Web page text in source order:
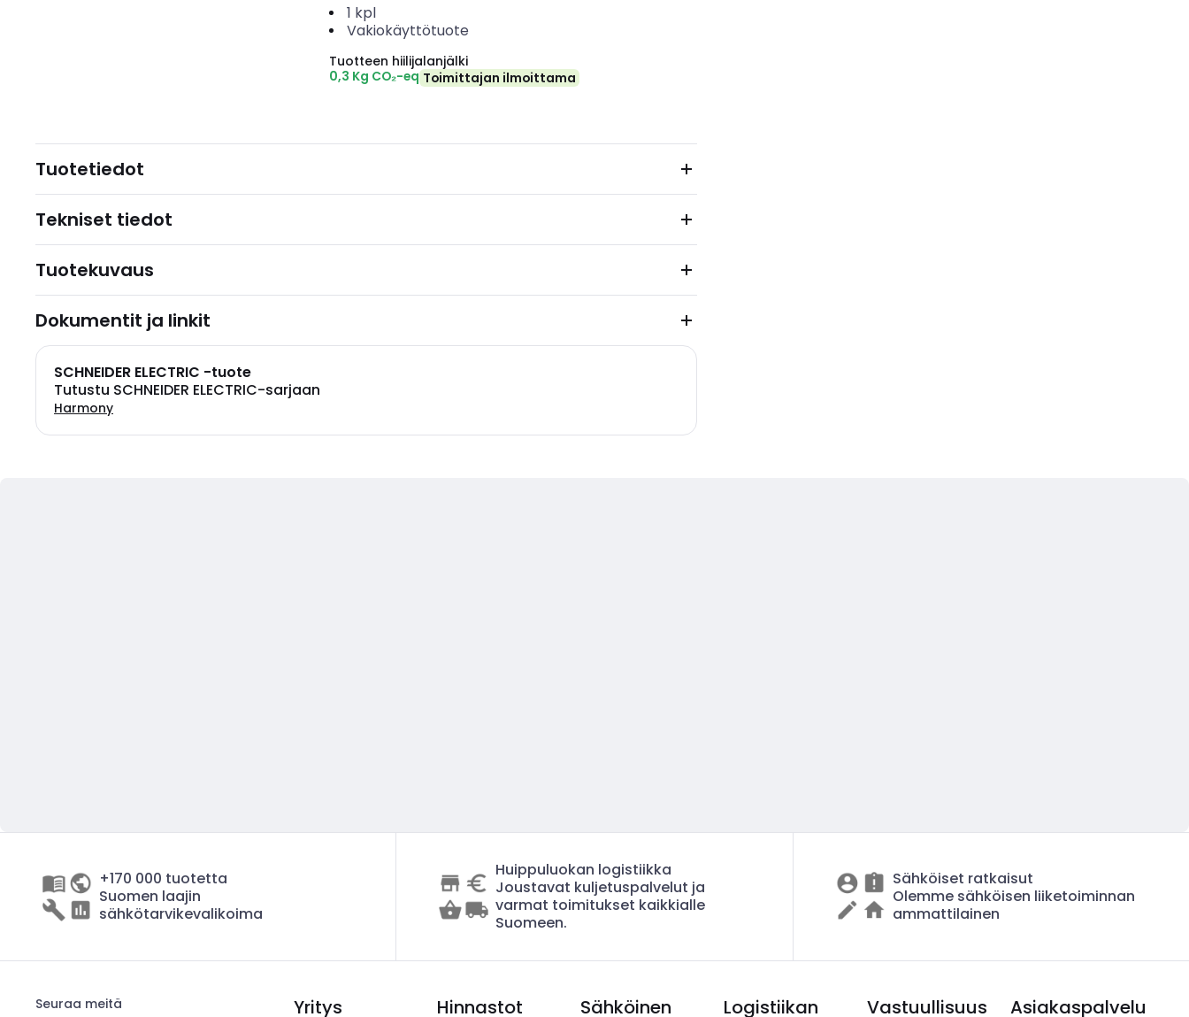
1 kpl
Vakiokäyttötuote
Tuotteen hiilijalanjälki
0,3 Kg CO₂-eq Toimittajan ilmoittama
Tuotetiedot
Tekniset tiedot
Tuotekuvaus
Dokumentit ja linkit
SCHNEIDER ELECTRIC -tuote
Tutustu SCHNEIDER ELECTRIC-sarjaan
Harmony
+170 000 tuotetta
Suomen laajin
sähkötarvikevalikoima
Huippuluokan logistiikka
Joustavat kuljetuspalvelut ja
varmat toimitukset kaikkialle
Suomeen.
Sähköiset ratkaisut
Olemme sähköisen liiketoiminnan
ammattilainen
Seuraa meitä Yritys Hinnastot
Sähköinen
Logistiikan
Vastuullisuus Asiakaspalvelu